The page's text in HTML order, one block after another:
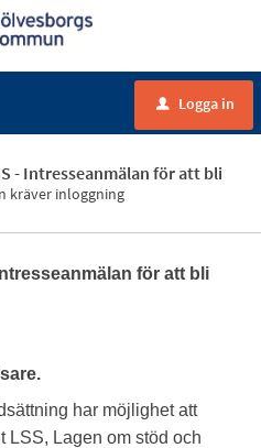
u Logga in
- Intresseanmälan för att bli
kräver inloggning
för att bli
har möjlighet att
LSS, Lagen om stöd och